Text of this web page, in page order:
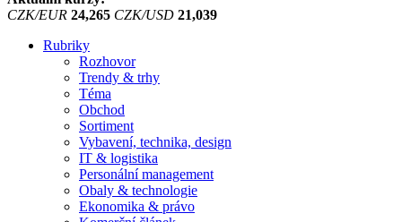
CZK/EUR 24,265 CZK/USD 21,039
Rubriky
Rozhovor
Trendy & trhy
Téma
Obchod
Sortiment
Vybavení, technika, design
IT & logistika
Personální management
Obaly & technologie
Ekonomika & právo